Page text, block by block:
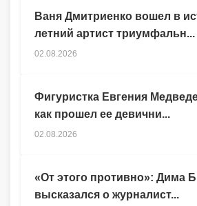
Ваня Дмитриенко вошел в
летний артист триумфальн...
02.08.2026
Фигуристка Евгения
как прошел ее девични...
02.08.2026
«От этого противно»: Дима
высказался о журналист...